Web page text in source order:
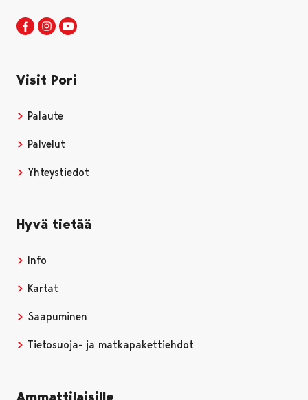
Visit Pori Facebookissa
Avautuu uudessa välilehdessä
Visit Pori Instagrammissa
Avautuu uudessa välilehdessä
Visit Pori
Palaute
Palvelut
Yhteystiedot
Hyvä tietää
Info
Kartat
Saapuminen
Tietosuoja- ja matkapakettiehdot